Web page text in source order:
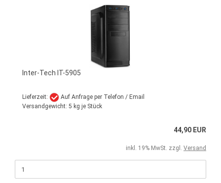
Inter-Tech IT-5905
Lieferzeit:
Auf Anfrage per Telefon / Email
Versandgewicht: 5 kg je Stück
44,90 EUR
inkl. 19% MwSt. zzgl. Versand